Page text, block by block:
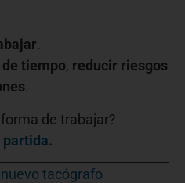
.
tiempo, reducir riesgos
.
de trabajar?
partida.
tacógrafo